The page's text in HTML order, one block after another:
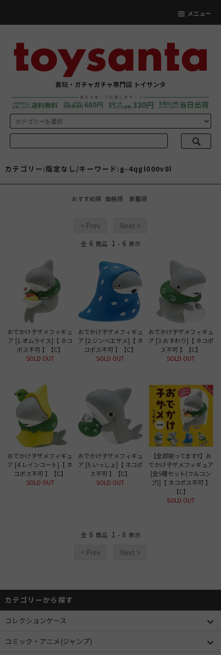
メニュー
食玩・ガチャガチャ専門店 トイサンタ
カテゴリー:指定なし/キーワード:g-4qgl000v8l
おすすめ順 価格順 新着順
< Prev Next >
全 6 商品 1 - 6 表示
おでかけ子ザメフィギュ
ア [1.オムライス]【 ネコ
ポス不可 】【C】
SOLD OUT
おでかけ子ザメフィギュ
ア [2.ジンベエザメ]【 ネ
コポス不可 】【C】
SOLD OUT
おでかけ子ザメフィギュ
ア [3.おすわり]【 ネコポ
ス不可 】【C】
SOLD OUT
おでかけ子ザメフィギュ
ア [4.レインコート]【 ネ
コポス不可 】【C】
SOLD OUT
おでかけ子ザメフィギュ
ア [5.いっしょ]【 ネコポ
ス不可 】【C】
SOLD OUT
【全部揃ってます!!】お
でかけ子ザメフィギュア
[全5種セット(フルコン
プ)]【 ネコポス不可 】
【C】
SOLD OUT
全 6 商品 1 - 6 表示
< Prev Next >
カテゴリーから探す
コレクションケース
コミック・アニメ(ジャンプ)